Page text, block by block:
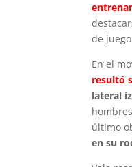
de
En el
resultó
lateral
último
en su